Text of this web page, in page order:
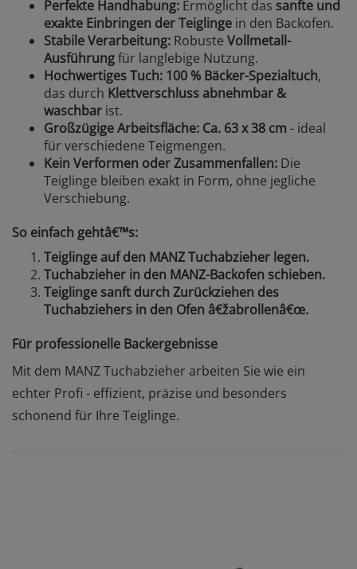
Perfekte Handhabung: Ermöglicht das sanfte und
exakte Einbringen der Teiglinge in den Backofen.
Stabile Verarbeitung: Robuste Vollmetall-
Ausführungfür langlebige Nutzung.
Hochwertiges Tuch: 100 % Bäcker-Spezialtuch,
das durch Klettverschluss abnehmbar &
waschbar ist.
Großzügige Arbeitsfläche: Ca. 63 x 38 cm - ideal
für verschiedene Teigmengen.
Kein Verformen oder Zusammenfallen: Die
Teiglinge bleiben exakt in Form, ohne jegliche
Verschiebung.
So einfach gehtâ€™s:
Teiglinge auf den MANZ Tuchabzieher legen.
Tuchabzieher in den MANZ-Backofen schieben.
Teiglinge sanft durch Zurückziehen des
Tuchabziehers in den Ofen â€žabrollenâ€œ.
Für professionelle Backergebnisse
Mit dem MANZ Tuchabzieher arbeiten Sie wie ein
echter Profi - effizient, präzise und besonders
schonend für Ihre Teiglinge.